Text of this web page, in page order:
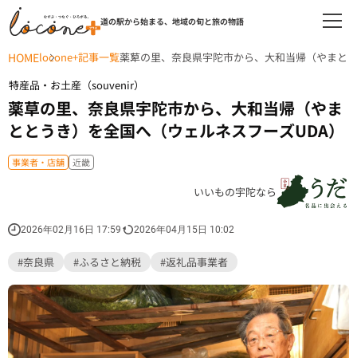
道の駅から始まる、地域の旬と旅の物語
HOMElocone+記事一覧薬草の里、奈良県宇陀市から、大和当帰（やまと
特産品・お土産（souvenir）
薬草の里、奈良県宇陀市から、大和当帰（やま
ととうき）を全国へ（ウェルネスフーズUDA）
事業者・店舗 近畿
いいもの宇陀なら
2026年02月16日 17:59 2026年04月15日 10:02
#奈良県 #ふるさと納税 #返礼品事業者